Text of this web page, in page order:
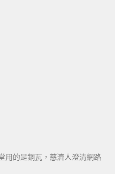
用的是銅瓦，慈濟人澄清網路